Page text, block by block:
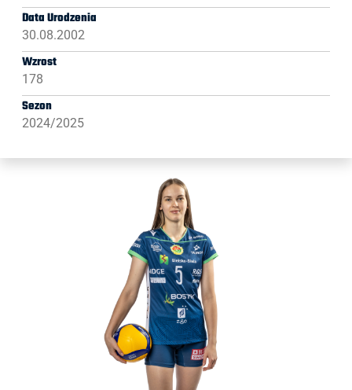
Data Urodzenia
30.08.2002
Wzrost
178
Sezon
2024/2025